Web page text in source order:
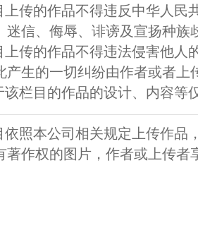
上传的作品不得违反中华人民
迷信、侮辱、诽谤及宣扬种族
上传的作品不得违法侵害他人
产生的一切纠纷由作者或者上
该栏目的作品的设计、内容等
照本公司相关规定上传作品
著作权的图片，作者或上传者